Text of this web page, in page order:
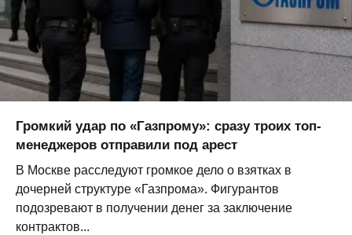
Громкий удар по «Газпрому»: сразу троих топ-
менеджеров отправили под арест
В Москве расследуют громкое дело о взятках в
дочерней структуре «Газпрома». Фигурантов
подозревают в получении денег за заключение
контрактов...